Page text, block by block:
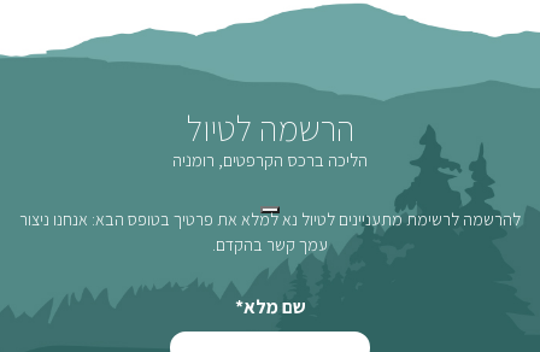
הרשמה לטיול
הליכה ברכס הקרפטים, רומניה
להרשמה לרשימת מתעניינים לטיול נא למלא את פרטיך בטופס הבא: אנחנו ניצור
עמך קשר בהקדם.
שם מלא*